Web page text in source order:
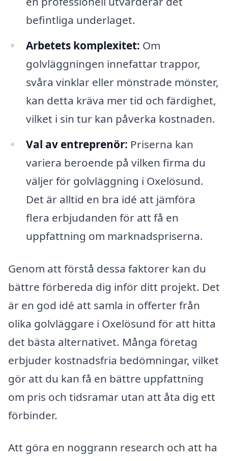
befintliga underlaget.
Arbetets komplexitet: Om
golvläggningen innefattar trappor,
svåra vinklar eller mönstrade mönster,
kan detta kräva mer tid och färdighet,
vilket i sin tur kan påverka kostnaden.
Val av entreprenör: Priserna kan
variera beroende på vilken firma du
väljer för golvläggning i Oxelösund.
Det är alltid en bra idé att jämföra
flera erbjudanden för att få en
uppfattning om marknadspriserna.
Genom att förstå dessa faktorer kan du
bättre förbereda dig inför ditt projekt. Det
är en god idé att samla in offerter från
olika golvläggare i Oxelösund för att hitta
det bästa alternativet. Många företag
erbjuder kostnadsfria bedömningar, vilket
gör att du kan få en bättre uppfattning
om pris och tidsramar utan att åta dig ett
förbinder.
Att göra en noggrann research och att ha